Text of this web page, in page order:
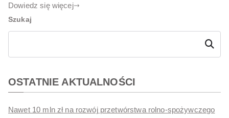
Dowiedz się więcej
Szukaj
Szukaj
OSTATNIE AKTUALNOŚCI
Nawet 10 mln zł na rozwój przetwórstwa rolno-spożywczego